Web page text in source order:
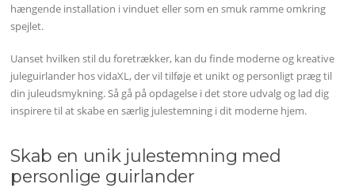
hængende installation i vinduet eller som en smuk ramme omkring
spejlet.
Uanset hvilken stil du foretrækker, kan du finde moderne og kreative
juleguirlander hos vidaXL, der vil tilføje et unikt og personligt præg til
din juleudsmykning. Så gå på opdagelse i det store udvalg og lad dig
inspirere til at skabe en særlig julestemning i dit moderne hjem.
Skab en unik julestemning med
personlige guirlander